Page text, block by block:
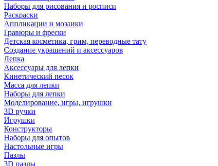
Наборы для рисования и росписи
Раскраски
Аппликации и мозаики
Гравюры и фрески
Детская косметика, грим, переводные тату
Создание украшений и аксессуаров
Лепка
Аксессуары для лепки
Кинетический песок
Масса для лепки
Наборы для лепки
Моделирование, игры, игрушки
3D ручки
Игрушки
Конструкторы
Наборы для опытов
Настольные игры
Пазлы
3D пазлы